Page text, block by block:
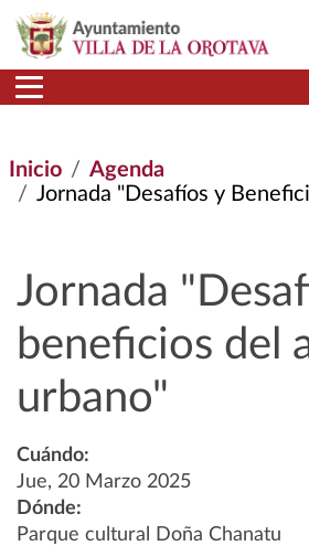
Pasar al contenido principal
Inicio
Agenda
Jornada "Desafíos y Beneficios
Jornada
beneficios del
urbano"
Cuándo:
Jue, 20 Marzo 2025
Dónde:
Parque cultural Doña Chanatu